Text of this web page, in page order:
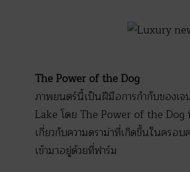
The Power of the Dog
ภาพยนตร์นี้เป็นฝีมือการกำกับของเจ
Lake โดย The Power of the Dog
เกี่ยวกับความดราม่าที่เกิดขึ้นในคร
เข้ามาอยู่ด้วยที่ฟาร์ม